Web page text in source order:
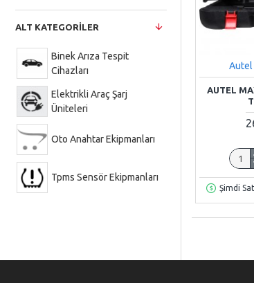
ALT KATEGORILER
Binek Arıza Tespit
Cihazları
Elektrikli Araç Şarj
Üniteleri
Oto Anahtar Ekipmanları
Tpms Sensör Ekipmanları
Autel
AUTEL
Şimdi